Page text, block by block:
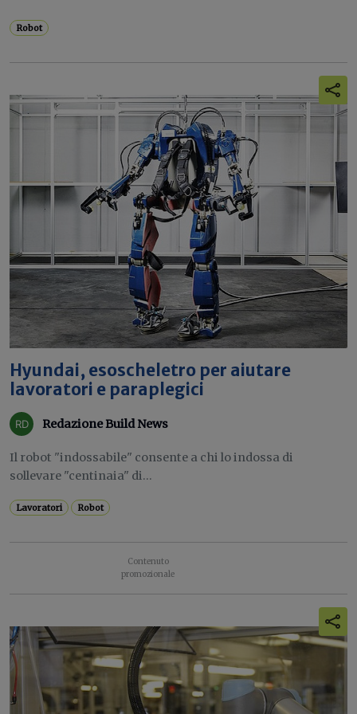
Robot
Hyundai, esoscheletro per aiutare
lavoratori e paraplegici
Redazione Build News
Il robot "indossabile" consente a chi lo indossa di
sollevare "centinaia" di...
Lavoratori Robot